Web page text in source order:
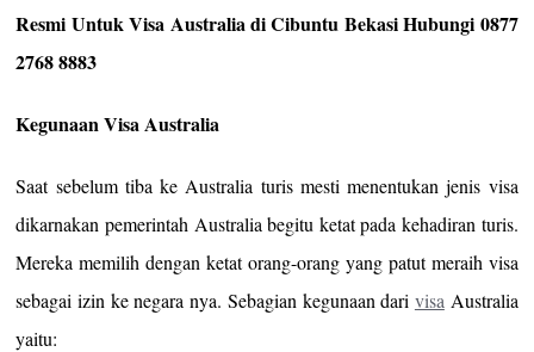
Resmi Untuk Visa Australia di Cibuntu Bekasi Hubungi 0877
2768 8883
Kegunaan Visa Australia
Saat sebelum tiba ke Australia turis mesti menentukan jenis visa
dikarnakan pemerintah Australia begitu ketat pada kehadiran turis.
Mereka memilih dengan ketat orang-orang yang patut meraih visa
sebagai izin ke negara nya. Sebagian kegunaan dari visa Australia
yaitu: